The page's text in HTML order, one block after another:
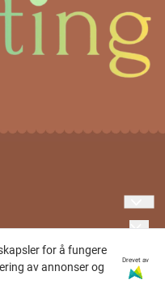
for å fungere
av annonser og
Drevet av